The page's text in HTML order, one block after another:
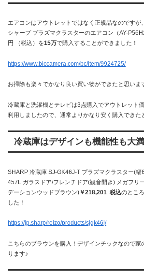
エアコンはアウトレットではなく正規品なのですが
シャープ プラズマクラスターのエアコン（AY-
円
（税込）を15万で購入することができました！
https://www.biccamera.com/bc/item/9924725/
お掃除も楽々でかなり良い買い物ができたと思いま
冷蔵庫と洗濯機とテレビは3点購入でアウトレット
利用しましたので、通常よりかなり安く購入できた
冷蔵庫はデザインも機能性も大
SHARP 冷蔵庫 SJ-GK46J-T プラズマクラスター(
457L ガラスドア/フレンチドア(観音開き) メガフリ
デーションウッドブラウン) ￥218,201 税込のとこ
した！
https://jp.sharp/reizo/products/sjgk46j/
こちらのブラウンを購入！デザインチックなので
ります♪